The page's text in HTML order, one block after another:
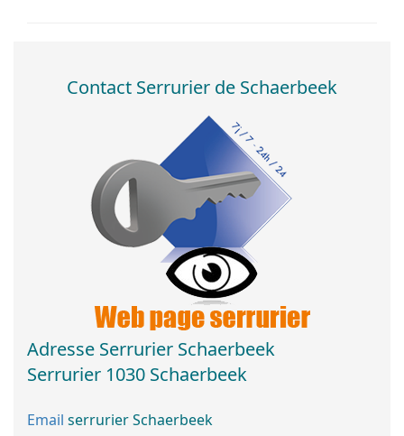
Contact Serrurier de Schaerbeek
Adresse Serrurier Schaerbeek
Serrurier 1030 Schaerbeek
Email serrurier Schaerbeek